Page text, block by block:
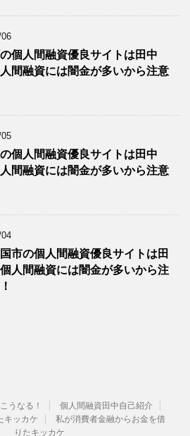
個人間融資優良サイトは田中
間融資には闇金が多いから注意
個人間融資優良サイトは田中
間融資には闇金が多いから注意
市の個人間融資優良サイトは田
人間融資には闇金が多いから注
うなる！
個人間融資田中自己紹介
キッカケ
私が消費者金融からお金を借
りたキッカケ